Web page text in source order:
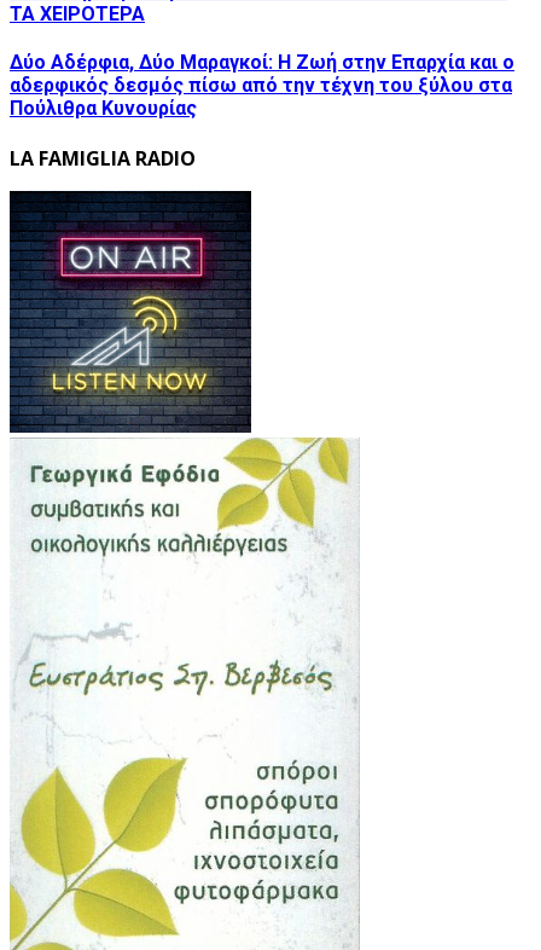
ΤΑ ΧΕΙΡΟΤΕΡΑ
Δύο Αδέρφια, Δύο Μαραγκοί: Η Ζωή στην Επαρχία και ο
αδερφικός δεσμός πίσω από την τέχνη του ξύλου στα
Πούλιθρα Κυνουρίας
LA FAMIGLIA RADIO